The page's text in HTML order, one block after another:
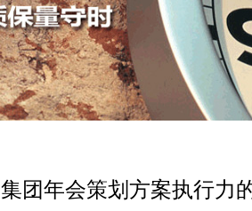
集团年会策划方案执行力